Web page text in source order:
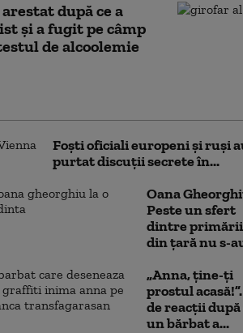
după ce a
şi a fugit pe câmp
de alcoolemie
Foști oficiali europeni și ruși
purtat discuții secrete în...
Oana
Peste un sfert
dintre
din țară nu s-
„Anna, ţine-ţi
prostul
de reacții după
un bărbat a...